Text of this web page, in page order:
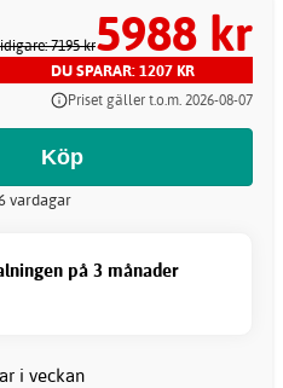
7195 kr5988 kr
DU SPARAR: 1207 KR
Priset gäller t.o.m. 2026-08-07
vardagar
på 3 månader
i veckan